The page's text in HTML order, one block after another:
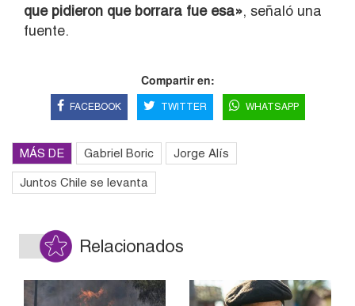
que pidieron que borrara fue esa», señaló una
fuente.
Compartir en:
FACEBOOK TWITTER WHATSAPP
MÁS DE Gabriel Boric Jorge Alís
Juntos Chile se levanta
Relacionados